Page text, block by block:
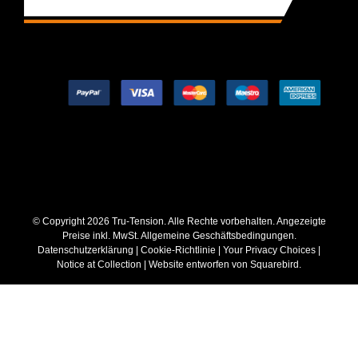
© Copyright2026 Tru-Tension. Alle Rechte vorbehalten. Angezeigte
Preise inkl. MwSt.Allgemeine Geschäftsbedingungen.
Datenschutzerklärung | Cookie-Richtlinie | Your Privacy Choices |
Notice at Collection | Website entworfen von Squarebird.